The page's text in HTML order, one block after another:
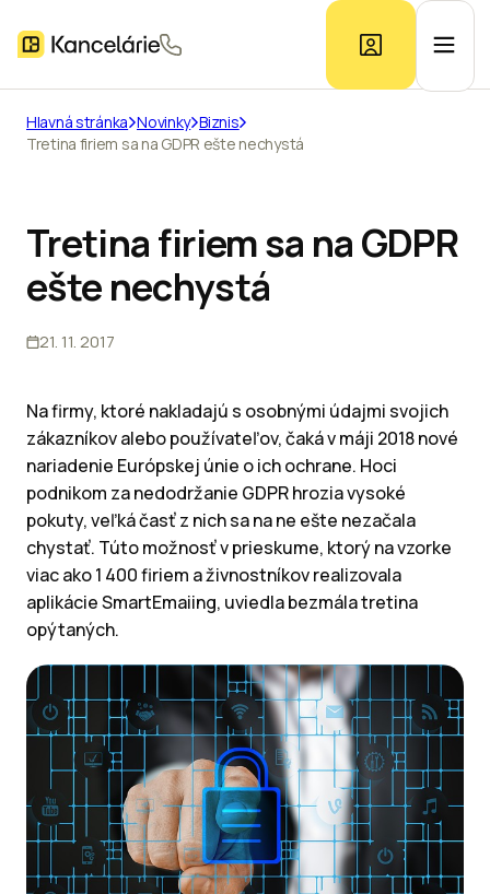
Ponuka kancelárií
Prieskum trhu
Hlavná stránka Novinky Biznis
Tretina firiem sa na GDPR ešte nechystá
Tretina firiem sa na GDPR
ešte nechystá
21. 11. 2017
Na firmy, ktoré nakladajú s osobnými údajmi svojich
zákazníkov alebo používateľov, čaká v máji 2018 nové
nariadenie Európskej únie o ich ochrane. Hoci
podnikom za nedodržanie GDPR hrozia vysoké
pokuty, veľká časť z nich sa na ne ešte nezačala
chystať. Túto možnosť v prieskume, ktorý na vzorke
viac ako 1 400 firiem a živnostníkov realizovala
aplikácie SmartEmaiing, uviedla bezmála tretina
opýtaných.